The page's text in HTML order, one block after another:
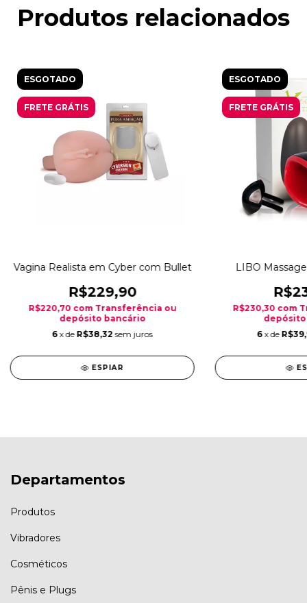
Produtos relacionados
ESGOTADO
FRETE GRÁTIS
Vagina Realista em Cyber com Bullet
R$229,90
R$220,70 com Transferência ou
depósito bancário
6 x de R$38,32 sem juros
ESPIAR
ESGOTADO
FRETE GRÁTIS
LIBO
R$230,30 com
6 x de
Departamentos
Produtos
Vibradores
Cosméticos
Pênis e Plugs